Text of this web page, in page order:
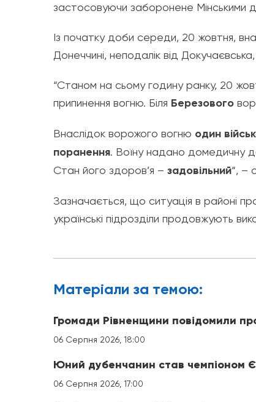
застосовуючи заборонене Мінськими
Із початку доби середи, 20 жовтня,
Донеччині, неподалік від
“Станом на сьому годину ранку, 20
припинення вогню. Біля Березового
Внаслідок ворожого вогню один
поранення. Воїну надано домедичну
Стан його здоров’я – задовільний“, –
Зазначається, що ситуація в районі
українські підрозділи продовжують
Матерiали за темою:
Громади Рівненщини повідомили
06 Серпня 2026, 18:00
Юний дубенчанин став чемпіоном
06 Серпня 2026, 17:00